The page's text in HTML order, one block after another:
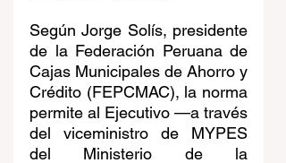
Según Jorge Solís, presidente
de la Federación Peruana de
Cajas Municipales de Ahorro y
Crédito (FEPCMAC), la norma
permite al Ejecutivo —a través
del viceministro de MYPES
del Ministerio de la